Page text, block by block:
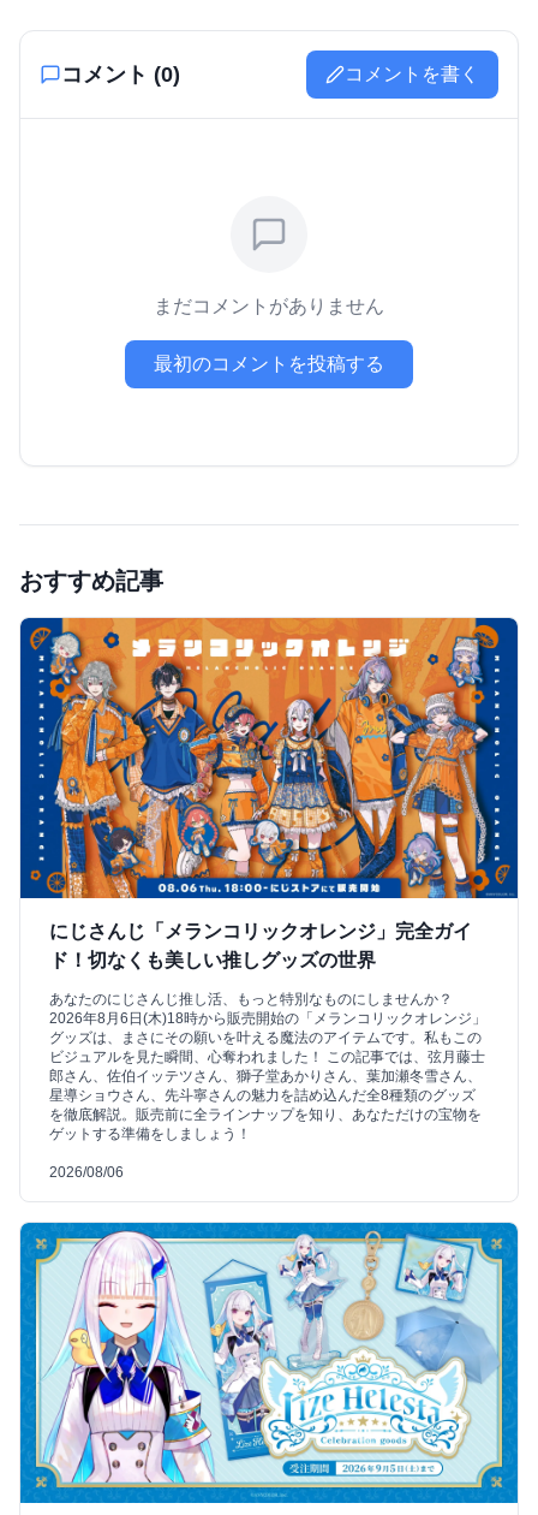
コメント (0) コメントを書く
まだコメントがありません
最初のコメントを投稿する
おすすめ記事
にじさんじ「メランコリックオレンジ」完全ガイ
ド！切なくも美しい推しグッズの世界
あなたのにじさんじ推し活、もっと特別なものにしませんか？
2026年8月6日(木)18時から販売開始の「メランコリックオレンジ」
グッズは、まさにその願いを叶える魔法のアイテムです。私もこの
ビジュアルを見た瞬間、心奪われました！ この記事では、弦月藤士
郎さん、佐伯イッテツさん、獅子堂あかりさん、葉加瀬冬雪さん、
星導ショウさん、先斗寧さんの魅力を詰め込んだ全8種類のグッズ
を徹底解説。販売前に全ラインナップを知り、あなただけの宝物を
ゲットする準備をしましょう！
2026/08/06